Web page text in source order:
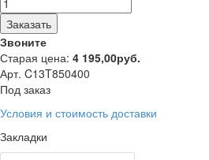
Заказать
Звоните
Старая цена: 4 195,00руб.
Арт. C13T850400
Под заказ
Условия и стоимость доставки
Закладки